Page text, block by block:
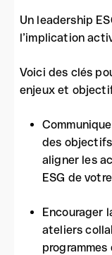
Un leadership
l’implication
Voici des clés
enjeux et
des
aligner les
ESG de
Encourager
ateliers